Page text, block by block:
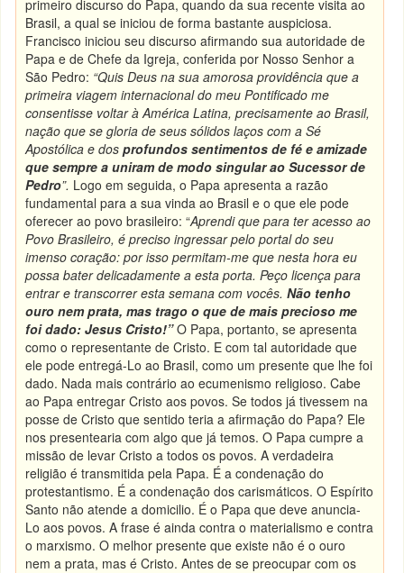
primeiro discurso do Papa, quando da sua recente visita ao
Brasil, a qual se iniciou de forma bastante auspiciosa.
Francisco iniciou seu discurso afirmando sua autoridade de
Papa e de Chefe da Igreja, conferida por Nosso Senhor a
São Pedro: “Quis Deus na sua amorosa providência que a
primeira viagem internacional do meu Pontificado me
consentisse voltar à América Latina, precisamente ao Brasil,
nação que se gloria de seus sólidos laços com a Sé
Apostólica e dosprofundos sentimentos de fé e amizade
que sempre a uniram de modo singular ao Sucessor de
Pedro”. Logo em seguida, o Papa apresenta a razão
fundamental para a sua vinda ao Brasil e o que ele pode
oferecer ao povo brasileiro: “Aprendi que para ter acesso ao
Povo Brasileiro, é preciso ingressar pelo portal do seu
imenso coração: por isso permitam-me que nesta hora eu
possa bater delicadamente a esta porta. Peço licença para
entrar e transcorrer esta semana com vocês.Não tenho
ouro nem prata, mas trago o que de mais precioso me
foi dado: Jesus Cristo!”O Papa, portanto, se apresenta
como o representante de Cristo. E com tal autoridade que
ele pode entregá-Lo ao Brasil, como um presente que lhe foi
dado. Nada mais contrário ao ecumenismo religioso. Cabe
ao Papa entregar Cristo aos povos. Se todos já tivessem na
posse de Cristo que sentido teria a afirmação do Papa? Ele
nos presentearia com algo que já temos. O Papa cumpre a
missão de levar Cristo a todos os povos. A verdadeira
religião é transmitida pela Papa. É a condenação do
protestantismo. É a condenação dos carismáticos. O Espírito
Santo não atende a domicilio. É o Papa que deve anuncia-
Lo aos povos. A frase é ainda contra o materialismo e contra
o marxismo. O melhor presente que existe não é o ouro
nem a prata, mas é Cristo. Antes de se preocupar com os